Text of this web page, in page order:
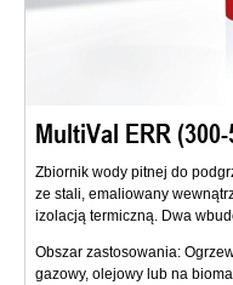
MultiVal ERR
Zbiornik wody pitnej do
ze stali, emaliowany
izolacją termiczną. Dwa
Obszar zastosowania:
gazowy, olejowy lub na